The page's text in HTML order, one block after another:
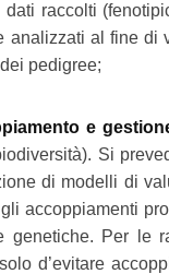
raccolti
al fine
pedigree;
e
Si
di modelli di
accoppiamenti
Per le
d’evitare